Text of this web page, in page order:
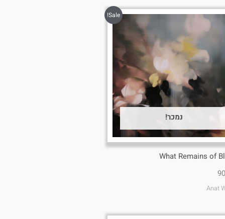
Sale!
נמכר!
What Remains of
Anat